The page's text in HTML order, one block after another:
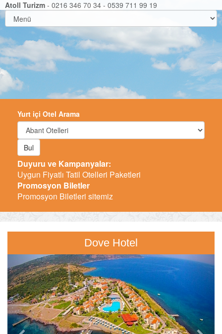
Atoll Turizm - 0216 346 70 34 - 0539 711 99 19
Yurt içi Otel Arama
Bul
Duyuru ve Kampanyalar:
Uygun Fiyatlı Tatil Otelleri Paketleri
Promosyon Biletler
Promosyon Biletleri sitemiz
Dove Hotel
Previous Next